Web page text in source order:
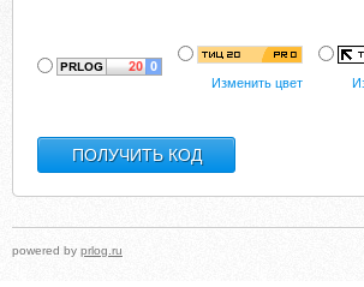
Изменить цвет
powered by prlog.ru